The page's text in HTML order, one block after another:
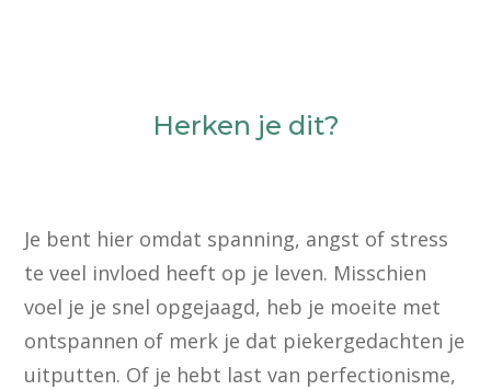
Herken je dit?
Je bent hier omdat spanning, angst of stress
te veel invloed heeft op je leven. Misschien
voel je je snel opgejaagd, heb je moeite met
ontspannen of merk je dat piekergedachten je
uitputten. Of je hebt last van perfectionisme,